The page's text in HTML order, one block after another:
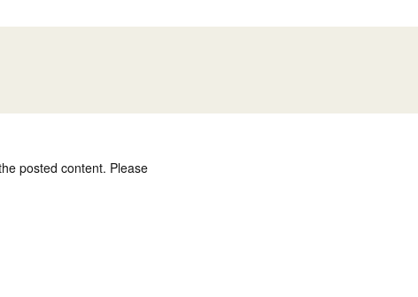
posted content. Please